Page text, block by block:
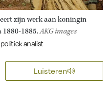
zijn werk aan koningin
1885.AKG images
analist
Luisteren